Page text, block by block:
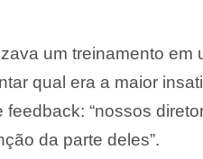
um treinamento
qual era a maior
feedback: “nossos
da parte deles”.